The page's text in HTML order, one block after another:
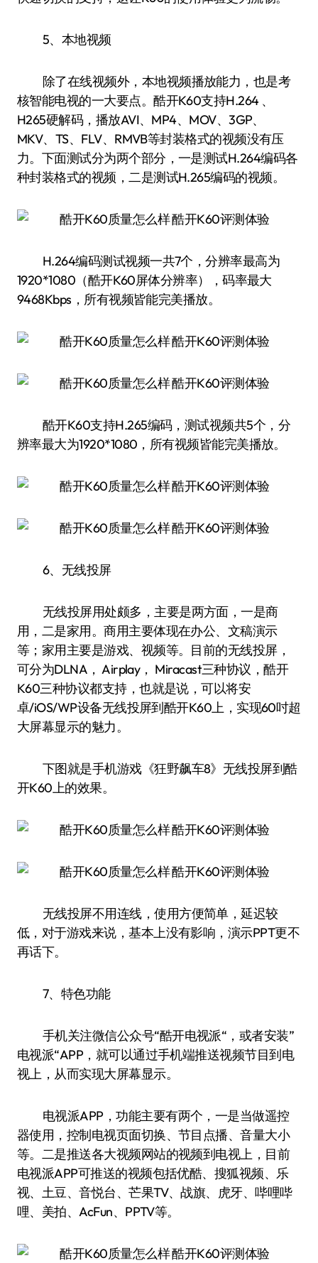
5、本地视频
除了在线视频外，本地视频播放能力，也是考
核智能电视的一大要点。酷开K60支持H.264 、
H265硬解码，播放AVI、MP4、MOV、3GP、
MKV、TS、FLV、RMVB等封装格式的视频没有压
力。下面测试分为两个部分，一是测试H.264编码各
种封装格式的视频，二是测试H.265编码的视频。
H.264编码测试视频一共7个，分辨率最高为
1920*1080（酷开K60屏体分辨率），码率最大
9468Kbps，所有视频皆能完美播放。
酷开K60支持H.265编码，测试视频共5个，分
辨率最大为1920*1080，所有视频皆能完美播放。
6、无线投屏
无线投屏用处颇多，主要是两方面，一是商
用，二是家用。商用主要体现在办公、文稿演示
等；家用主要是游戏、视频等。目前的无线投屏，
可分为DLNA， Airplay， Miracast三种协议，酷开
K60三种协议都支持，也就是说，可以将安
卓/iOS/WP设备无线投屏到酷开K60上，实现60吋超
大屏幕显示的魅力。
下图就是手机游戏《狂野飙车8》无线投屏到酷
开K60上的效果。
无线投屏不用连线，使用方便简单，延迟较
低，对于游戏来说，基本上没有影响，演示PPT更不
再话下。
7、特色功能
手机关注微信公众号“酷开电视派“，或者安装”
电视派“APP，就可以通过手机端推送视频节目到电
视上，从而实现大屏幕显示。
电视派APP，功能主要有两个，一是当做遥控
器使用，控制电视页面切换、节目点播、音量大小
等。二是推送各大视频网站的视频到电视上，目前
电视派APP可推送的视频包括优酷、搜狐视频、乐
视、土豆、音悦台、芒果TV、战旗、虎牙、哔哩哔
哩、美拍、AcFun、PPTV等。